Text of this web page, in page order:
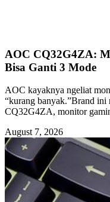
AOC CQ32G4ZA:
Bisa Ganti 3 Mode
AOC kayaknya ngeliat
“kurang banyak.”Brand
CQ32G4ZA, monitor
August 7, 2026